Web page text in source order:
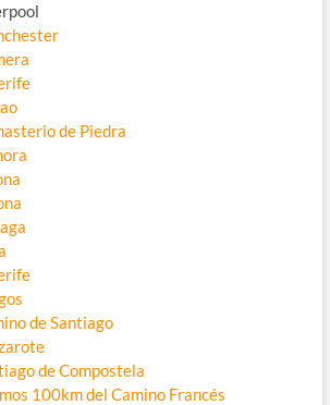
de Piedra
de Santiago
de Compostela
100km del Camino Francés